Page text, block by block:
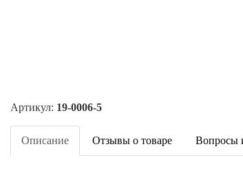
Артикул: 19-0006-5
Описание Отзывы о товаре Вопросы